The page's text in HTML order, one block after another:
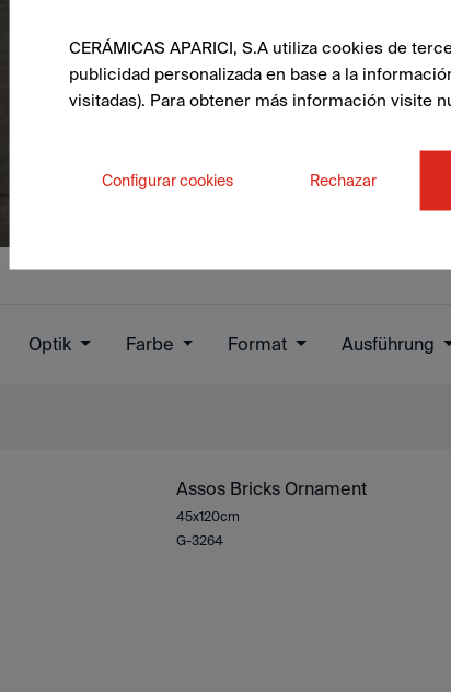
Optik Farbe Format Ausführung
Assos Bricks Ornament
45x120cm
G-3264
CERÁMICAS APARICI, S.A utiliza cookies de
publicidad personalizada en base a la
visitadas). Para obtener más información visite
Configurar cookies Rechazar